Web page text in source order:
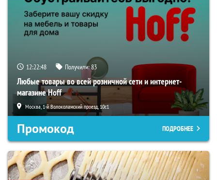
12:22:47 Получили:83
Любые товары во всей розничной сети и интернет-
магазине Hoff
Москва, 1-й Волоколамский проезд, 10с1
Промокод ПОДРОБНЕЕ